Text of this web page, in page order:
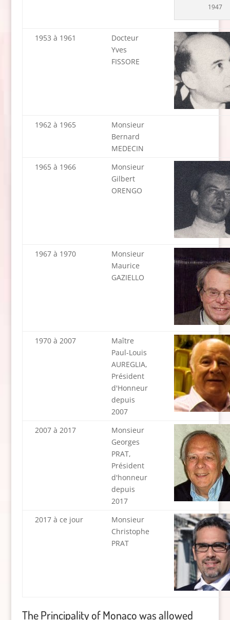
1947
1953 à 1961
Docteur
Yves
FISSORE
1962 à 1965
Monsieur
Bernard
MEDECIN
1965 à 1966
Monsieur
Gilbert
ORENGO
1967 à 1970
Monsieur
Maurice
GAZIELLO
1970 à 2007
Maître
Paul-Louis
AUREGLIA,
Président
d'Honneur
depuis
2007
2007 à 2017
Monsieur
Georges
PRAT,
Président
d'honneur
depuis
2017
2017 à ce jour
Monsieur
Christophe
PRAT
The Principality of Monaco was allowed